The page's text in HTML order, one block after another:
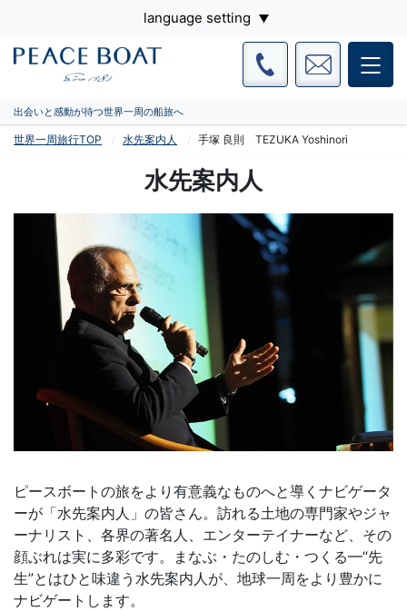
language setting
出会いと感動が待つ世界一周の船旅へ
世界一周旅行TOP 水先案内人 手塚 良則 TEZUKA Yoshinori
水先案内人
ピースボートの旅をより有意義なものへと導くナビゲータ
ーが「水先案内人」の皆さん。訪れる土地の専門家やジャ
ーナリスト、各界の著名人、エンターテイナーなど、その
顔ぶれは実に多彩です。まなぶ・たのしむ・つくる━“先
生”とはひと味違う水先案内人が、地球一周をより豊かに
ナビゲートします。